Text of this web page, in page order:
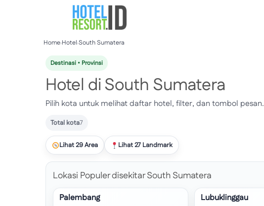
Home›Hotel›South Sumatera
Destinasi • Provinsi
Hotel di South Sumatera
Pilih kota untuk melihat daftar hotel, filter, dan tombol pesan.
Total kota7
Lihat 29 Area Lihat 27 Landmark
Lokasi Populer disekitar South Sumatera
Palembang Lubuklinggau